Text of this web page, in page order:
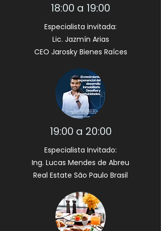
18:00 a 19:00
Especialista invitada:
Lic. Jazmín Arias
CEO Jarosky Bienes Raíces
19:00 a 20:00
Especialista Invitado:
Ing. Lucas Mendes de Abreu
Real Estate São Paulo Brasil